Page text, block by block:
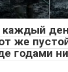
каждый
же
годами